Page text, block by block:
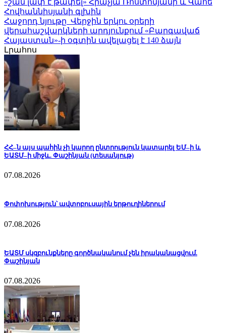
Հովհաննիսյանի գլխին
Հաջորդ նյութը Վերջին երկու օրերի
վերահաշվարկների արդյունքում «Բարգավաճ
Հայաստան»-ի օգտին ավելացել է 140 ձայն
Լրահոս
ՀՀ–ն այս պահին չի կարող ընտրություն կատարել ԵՄ–ի և
ԵԱՏՄ–ի միջև. Փաշինյան (տեսանյութ)
07.08.2026
Փոփոխություն՝ ավտոբուսային երթուղիներում
07.08.2026
ԵԱՏՄ սկզբունքները գործնականում չեն իրականացվում.
Փաշինյան
07.08.2026